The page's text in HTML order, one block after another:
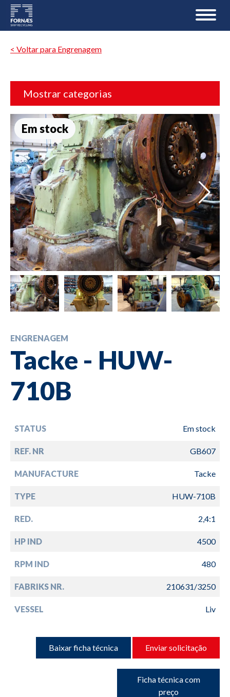
< Voltar para Engrenagem
Mostrar categorias
Em stock
ENGRENAGEM
Tacke - HUW-
710B
STATUS Em stock
REF. NR GB607
MANUFACTURE Tacke
TYPE HUW-710B
RED. 2,4:1
HP IND 4500
RPM IND 480
FABRIKS NR. 210631/3250
VESSEL Liv
Baixar ficha técnica Enviar solicitação
Ficha técnica com
preço